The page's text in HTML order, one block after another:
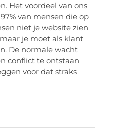
Het voordeel van ons
van mensen die op
niet je website zien
je moet als klant
De normale wacht
conflict te ontstaan
voor dat straks